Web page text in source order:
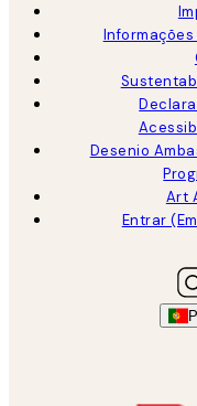
Informações
Desenio
Art
Entrar